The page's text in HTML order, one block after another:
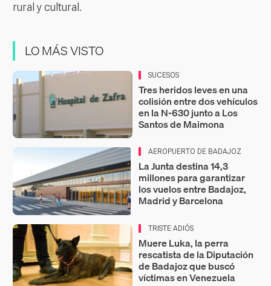
rural y cultural.
LO MÁS VISTO
SUCESOS
Tres heridos leves en una
colisión entre dos vehículos
en la N-630 junto a Los
Santos de Maimona
AEROPUERTO DE BADAJOZ
La Junta destina 14,3
millones para garantizar
los vuelos entre Badajoz,
Madrid y Barcelona
TRISTE ADIÓS
Muere Luka, la perra
rescatista de la Diputación
de Badajoz que buscó
víctimas en Venezuela